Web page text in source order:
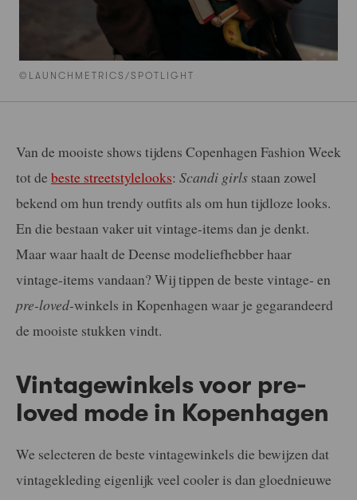
©LAUNCHMETRICS/SPOTLIGHT
Van de mooiste shows tijdens Copenhagen Fashion Week
tot de beste streetstylelooks: Scandi girls staan zowel
bekend om hun trendy outfits als om hun tijdloze looks.
En die bestaan vaker uit vintage-items dan je denkt.
Maar waar haalt de Deense modeliefhebber haar
vintage-items vandaan? Wij tippen de beste vintage- en
pre-loved-winkels in Kopenhagen waar je gegarandeerd
de mooiste stukken vindt.
Vintagewinkels voor pre-
loved mode in Kopenhagen
We selecteren de beste vintagewinkels die bewijzen dat
vintagekleding eigenlijk veel cooler is dan gloednieuwe